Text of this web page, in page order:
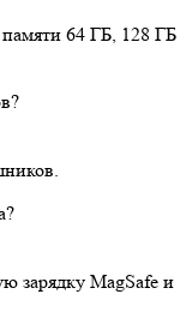
64 ГБ, 128 ГБ
зарядку MagSafe и